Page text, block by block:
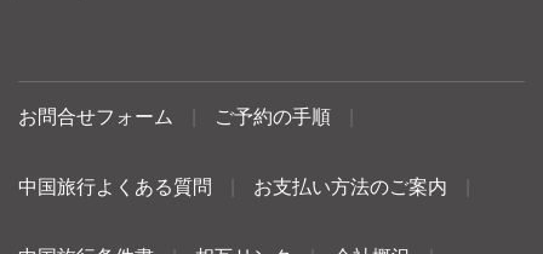
お問合せフォーム ご予約の手順
中国旅行よくある質問 お支払い方法のご案内